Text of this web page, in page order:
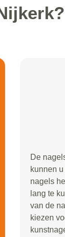
De
kunnen
nagels
lang te
van de
kiezen